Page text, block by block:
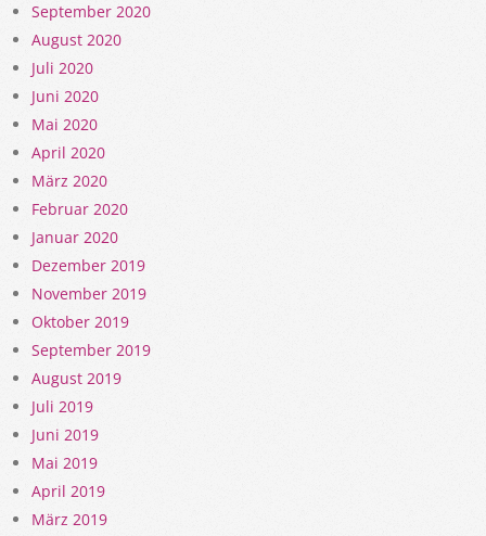
September 2020
August 2020
Juli 2020
Juni 2020
Mai 2020
April 2020
März 2020
Februar 2020
Januar 2020
Dezember 2019
November 2019
Oktober 2019
September 2019
August 2019
Juli 2019
Juni 2019
Mai 2019
April 2019
März 2019